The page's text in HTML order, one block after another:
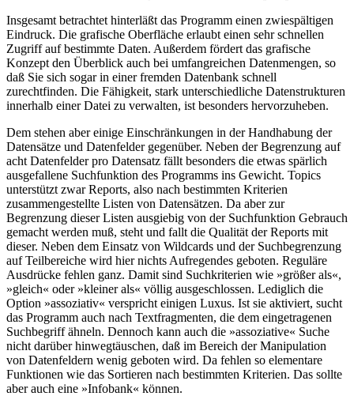
Insgesamt betrachtet hinterläßt das Programm einen zwiespältigen
Eindruck. Die grafische Oberfläche erlaubt einen sehr schnellen
Zugriff auf bestimmte Daten. Außerdem fördert das grafische
Konzept den Überblick auch bei umfangreichen Datenmengen, so
daß Sie sich sogar in einer fremden Datenbank schnell
zurechtfinden. Die Fähigkeit, stark unterschiedliche Datenstrukturen
innerhalb einer Datei zu verwalten, ist besonders hervorzuheben.
Dem stehen aber einige Einschränkungen in der Handhabung der
Datensätze und Datenfelder gegenüber. Neben der Begrenzung auf
acht Datenfelder pro Datensatz fällt besonders die etwas spärlich
ausgefallene Suchfunktion des Programms ins Gewicht. Topics
unterstützt zwar Reports, also nach bestimmten Kriterien
zusammengestellte Listen von Datensätzen. Da aber zur
Begrenzung dieser Listen ausgiebig von der Suchfunktion Gebrauch
gemacht werden muß, steht und fallt die Qualität der Reports mit
dieser. Neben dem Einsatz von Wildcards und der Suchbegrenzung
auf Teilbereiche wird hier nichts Aufregendes geboten. Reguläre
Ausdrücke fehlen ganz. Damit sind Suchkriterien wie »größer als«,
»gleich« oder »kleiner als« völlig ausgeschlossen. Lediglich die
Option »assoziativ« verspricht einigen Luxus. Ist sie aktiviert, sucht
das Programm auch nach Textfragmenten, die dem eingetragenen
Suchbegriff ähneln. Dennoch kann auch die »assoziative« Suche
nicht darüber hinwegtäuschen, daß im Bereich der Manipulation
von Datenfeldern wenig geboten wird. Da fehlen so elementare
Funktionen wie das Sortieren nach bestimmten Kriterien. Das sollte
aber auch eine »Infobank« können.